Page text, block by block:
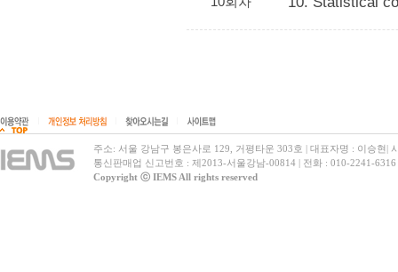
주소: 서울 강남구 봉은사로 129, 거평타운 303호 | 대표자명 : 이승현 |
통신판매업 신고번호 : 제2013-서울강남-00814 | 전화 : 010-2241-
Copyright ⓒ IEMS All rights reserved